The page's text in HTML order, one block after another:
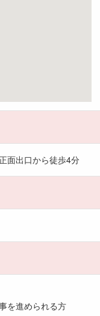
面出口から徒歩4分
を進められる方